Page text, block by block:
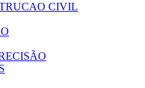
CIVIL